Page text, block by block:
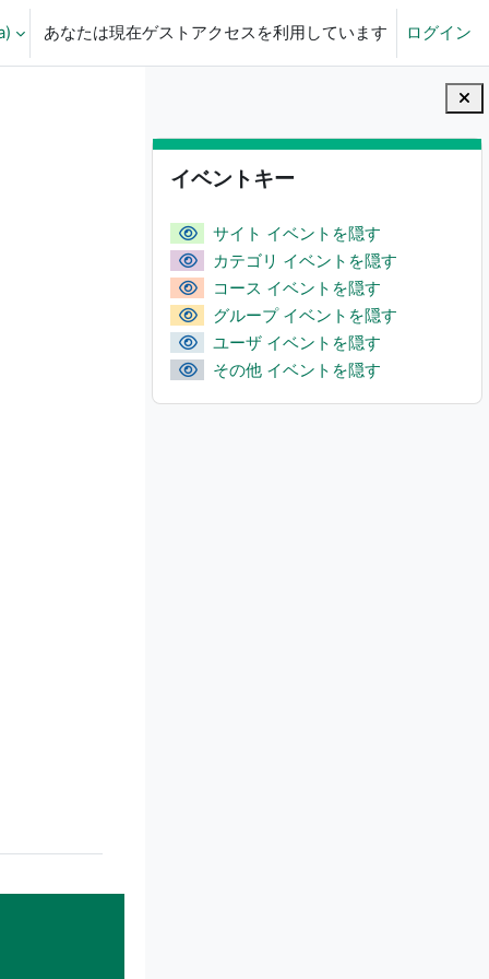
る あなたは現在ゲストアクセスを利用しています ログイン
ブロック
イベントキー をスキップする
イベントキー
サイト イベントを隠す
カテゴリ イベントを隠す
コース イベントを隠す
グループ イベントを隠す
ユーザ イベントを隠す
その他 イベントを隠す